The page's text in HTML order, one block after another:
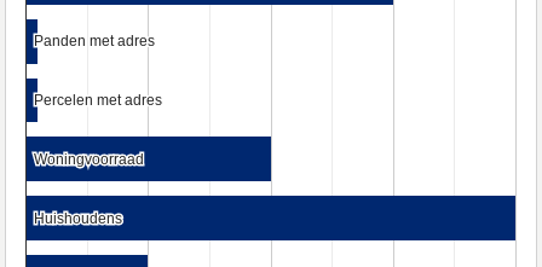
Panden met adres
Panden met adres
Percelen met adres
Percelen met adres
Woningvoorraad
Woningvoorraad
Huishoudens
Huishoudens